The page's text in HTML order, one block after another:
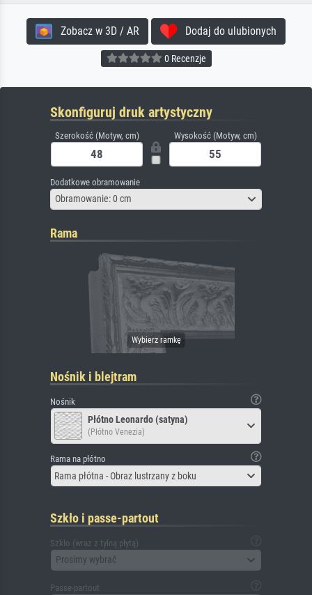
Zobacz w 3D / AR Dodaj do ulubionych
0 Recenzje
Skonfiguruj druk artystyczny
Szerokość (Motyw, cm) Wysokość (Motyw, cm)
Dodatkowe obramowanie
Obramowanie: 0 cm
Rama
Nośnik i blejtram
Nośnik
Płótno Leonardo (satyna)
(Płótno Venezia)
Rama na płótno
Rama płótna - Obraz lustrzany z boku
Szkło i passe-partout
Szkło (wraz z tylną płytą)
Prosimy wybrać
Passe-partout